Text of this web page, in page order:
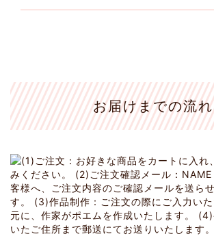
お届けまでの流れ